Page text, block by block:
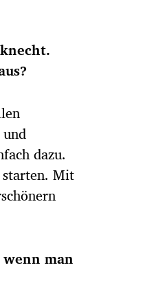
dazu.
starten. Mit
man